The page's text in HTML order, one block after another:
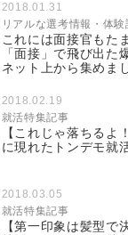
2018.01.31
リアルな選考情報・体験
これには面接官もた
「面接」で飛び出た
ネット上から集めま
2018.02.19
就活特集記事
【これじゃ落ちるよ
に現れたトンデモ就
2018.03.05
就活特集記事
【第一印象は髪型で